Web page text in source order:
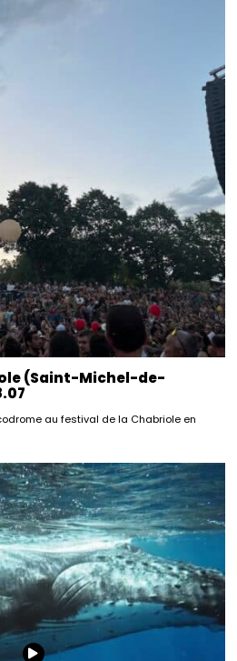
(Saint-Michel-de-
au festival de la Chabriole en